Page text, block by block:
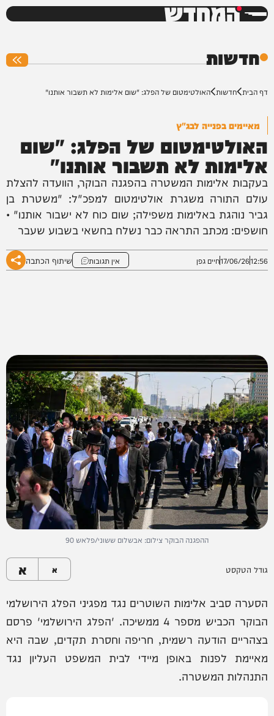
המחדש
חדשות
דף הבית חדשות האולטימטום של הפלג: "שום אלימות לא תשבור אותנו"
מאיימים בפנייה לבג"ץ
האולטימטום של הפלג: "שום
אלימות לא תשבור אותנו"
בעקבות אלימות המשטרה בהפגנה הבוקר, הוועדה להצלת
עולם התורה משגרת אולטימטום למפכ"ל: "משטרת בן
גביר נוהגת באלימות משפילה; שום כוח לא ישבור אותנו" •
חושפים: מכתב התראה כבר נשלח בחשאי בשבוע שעבר
12:56
17/06/26חיים גפן אין תגובות שיתוף הכתבה
ההפגנה הבוקר צילום: אבשלום ששוני/פלאש 90
גודל הטקסט א א
הסערה סביב אלימות השוטרים נגד מפגיני הפלג הירושלמי
הבוקר הכביש מספר 4 ממשיכה. 'הפלג הירושלמי' פרסם
בצהריים הודעה רשמית, חריפה וחסרת תקדים, שבה היא
מאיימת לפנות באופן מיידי לבית המשפט העליון נגד
התנהלות המשטרה.